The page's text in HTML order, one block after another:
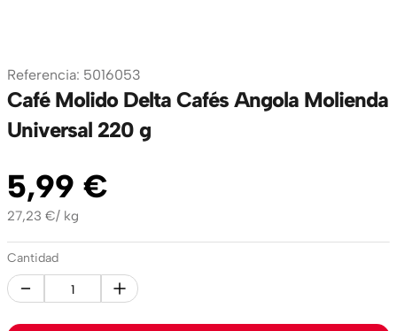
Referencia: 5016053
Café Molido Delta Cafés Angola Molienda
Universal 220 g
5,99 €
27,23 €/ kg
Cantidad